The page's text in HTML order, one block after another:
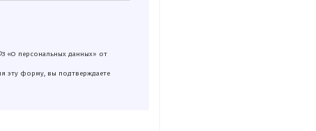
«О персональных данных» от
эту форму, вы подтверждаете